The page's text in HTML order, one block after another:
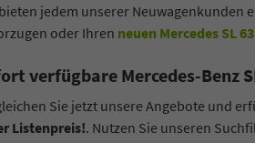
jedem unserer Neuwagenkunden
oder Ihren neuen Mercedes SL
verfügbare Mercedes-Benz
Sie jetzt unsere Angebote und
Listenpreis!. Nutzen Sie unseren